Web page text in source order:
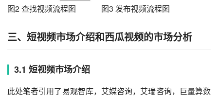
图2 查找视频流程图             图3 发布视频流程图
三、短视频市场介绍和西瓜视频的市场分析
3.1 短视频市场介绍
此处笔者引用了易观智库，艾媒咨询，艾瑞咨询，巨量算数